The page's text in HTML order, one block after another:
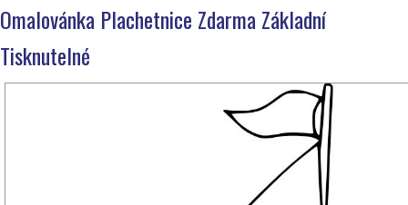
Omalovánka Plachetnice Zdarma Základní
Tisknutelné